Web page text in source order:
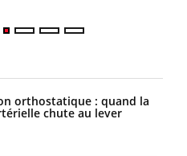
orthostatique : quand la
chute au lever